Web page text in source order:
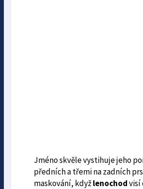
Jméno skvěle vystihuje jeho
předních a třemi na zadních
maskování, kdyžlenochodvisí